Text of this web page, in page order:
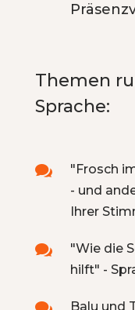
Themen
Sprache:

"Frosch
- und
Ihrer

"Wie die
hilft" -
Balu und